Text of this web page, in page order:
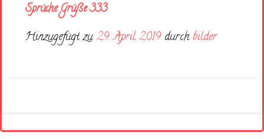
Sprüche Grüße 333
Hinzugefügt zu29. April 2019 durch bilder